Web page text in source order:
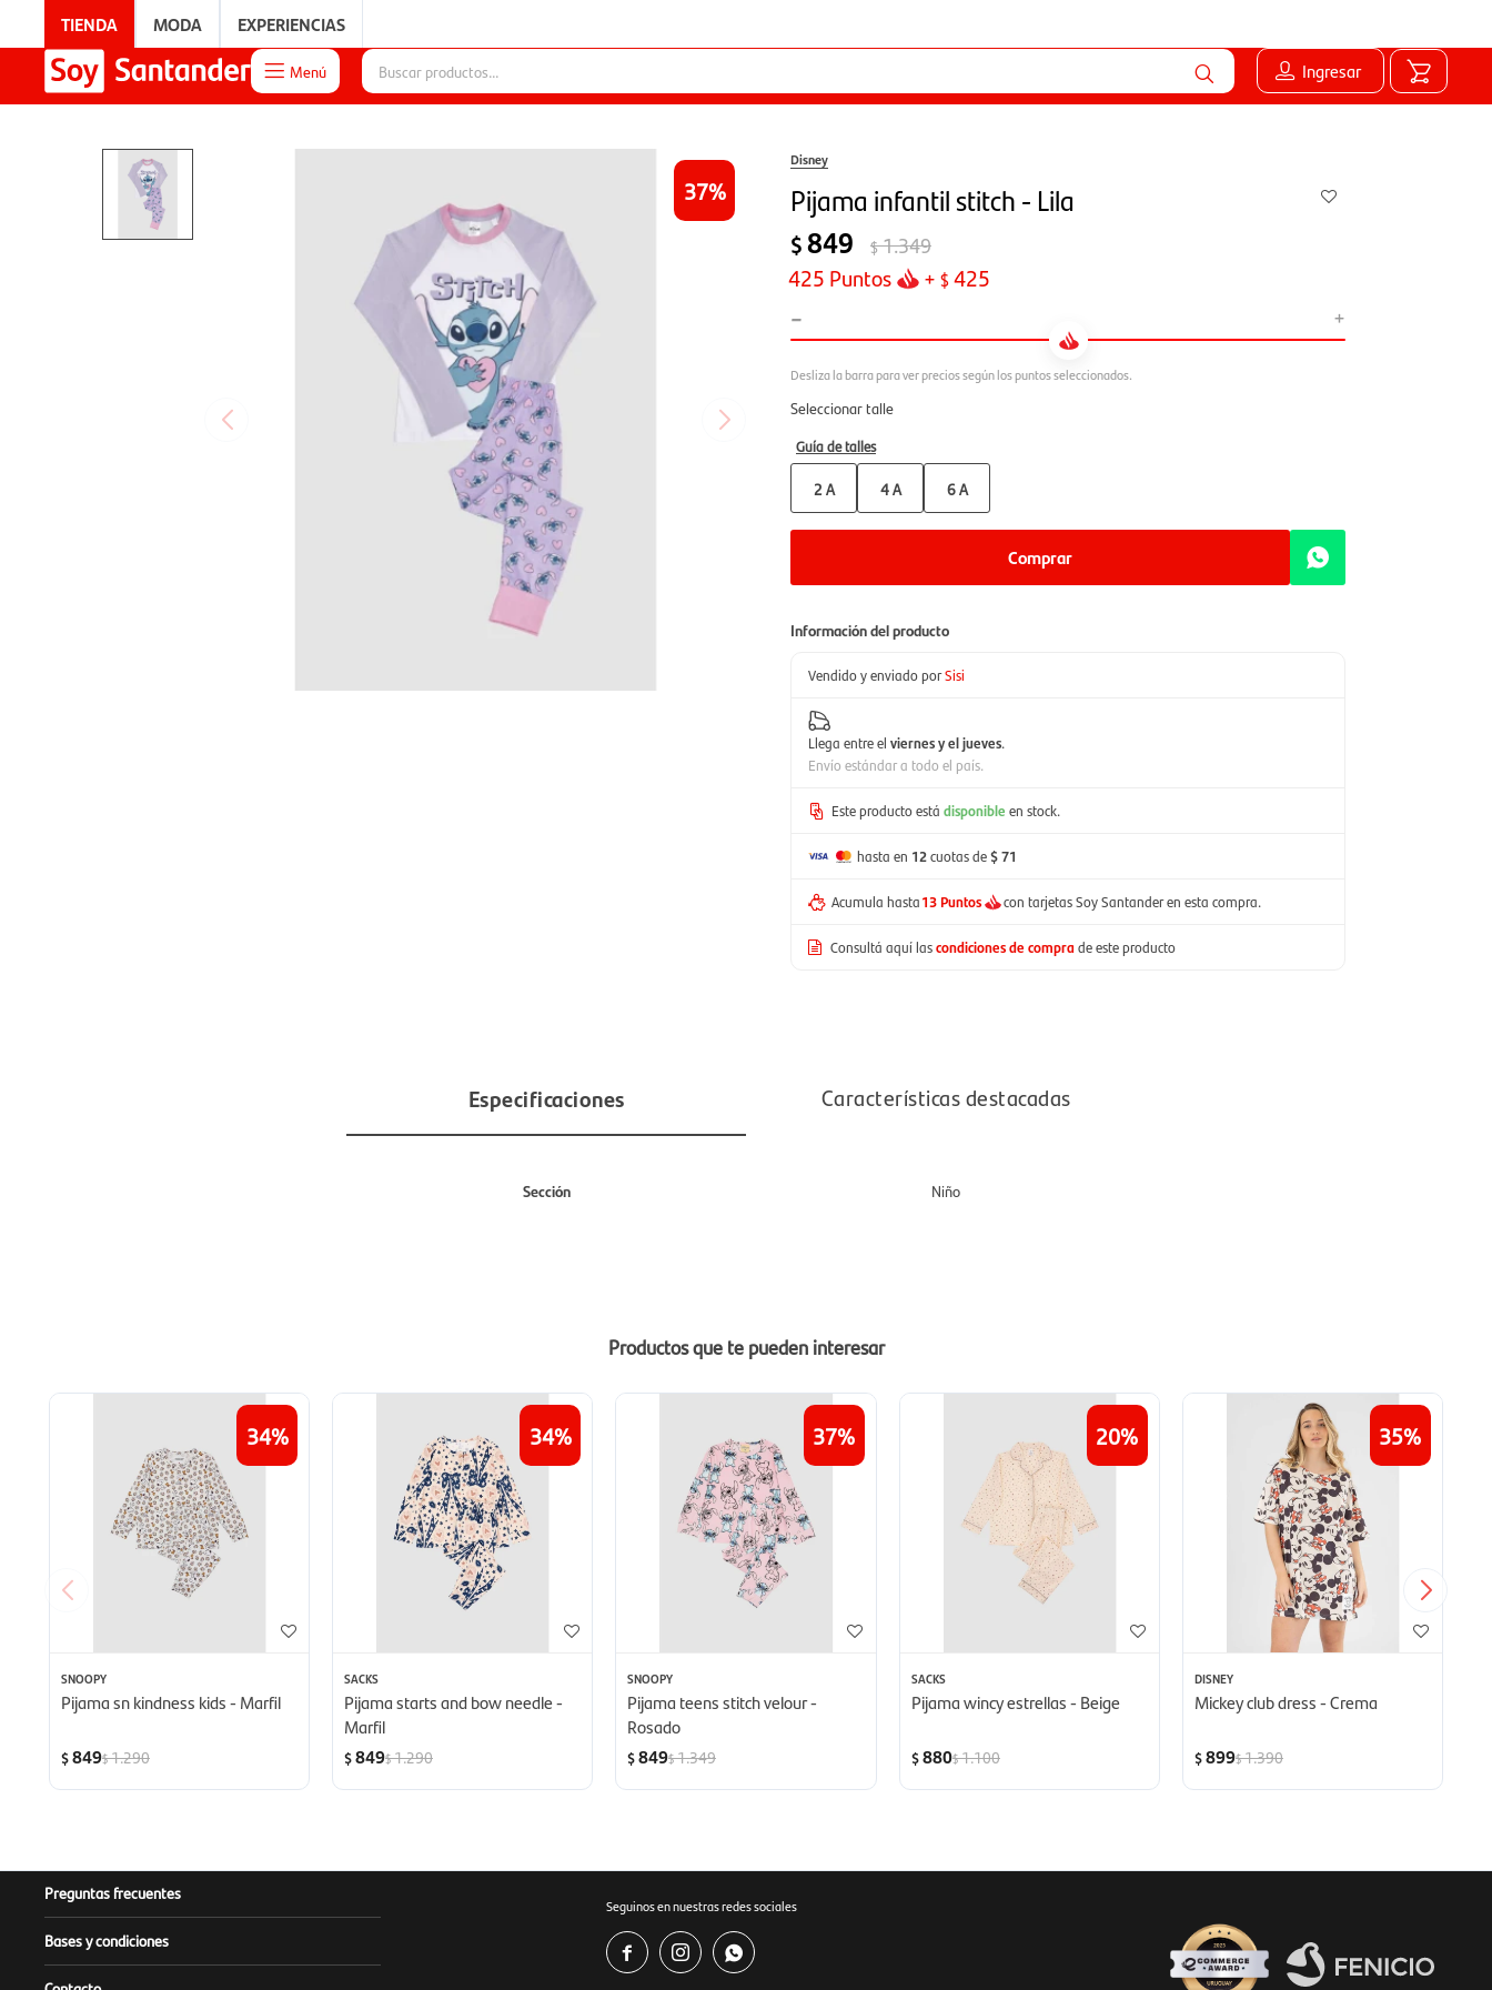
TIENDA MODA EXPERIENCIAS
 Menú Ingresar
37
Disney
Pijama infantil stitch - Lila
$849 $1.349
425 Puntos + $425
- +
Seleccionar talle
Guía de talles
2 A 4 A 6 A
Comprar
Información del producto
Vendido y enviado porSisi
Llega entre el viernes y el jueves.
Envío estándar a todo el país.
Este producto está disponible en stock.
hasta en 12cuotas de$ 71
Acumula hasta13 Puntos con tarjetas Soy Santander en esta compra.
Consultá aquí lascondiciones de comprade este producto
Especificaciones Características destacadas
Sección Niño
Productos que te pueden interesar
34
SNOOPY
Pijama sn kindness kids - Marfil
$849$1.290
34
SACKS
Pijama starts and bow needle -
Marfil
$849$1.290
37
SNOOPY
Pijama teens stitch velour -
Rosado
$849$1.349
20
SACKS
Pijama wincy estrellas - Beige
$880$1.100
35
DISNEY
Mickey club dress - Crema
$899$1.390
Preguntas frecuentes
Bases y condiciones
Seguinos en nuestras redes sociales
  